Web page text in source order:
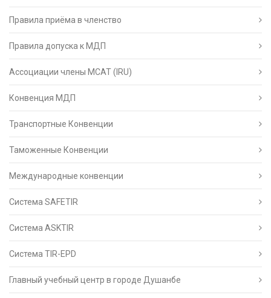
Правила приёма в членство
Правила допуска к МДП
Ассоциации члены МСАТ (IRU)
Конвенция МДП
Транспортные Конвенции
Таможенные Конвенции
Международные конвенции
Система SAFETIR
Система ASKTIR
Система TIR-EPD
Главный учебный центр в городе Душанбе